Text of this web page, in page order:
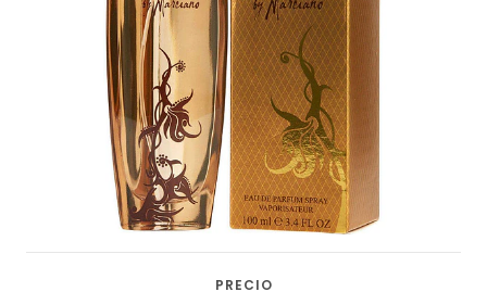
PRECIO